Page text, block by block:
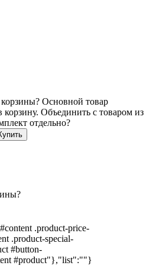
Основной товар
корзину. Объединить с товаром из
отдельно?
.product-price-
.product-special-
#button-
#product"},"list":""}